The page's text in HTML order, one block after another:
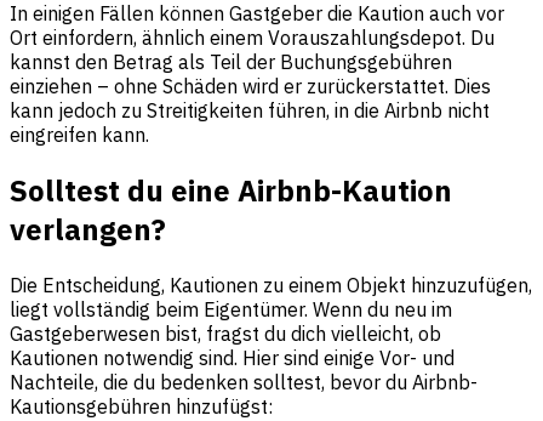
In einigen Fällen können Gastgeber die Kaution auch vor
Ort einfordern, ähnlich einem Vorauszahlungsdepot. Du
kannst den Betrag als Teil der Buchungsgebühren
einziehen – ohne Schäden wird er zurückerstattet. Dies
kann jedoch zu Streitigkeiten führen, in die Airbnb nicht
eingreifen kann.
Solltest du eine Airbnb-Kaution
verlangen?
Die Entscheidung, Kautionen zu einem Objekt hinzuzufügen,
liegt vollständig beim Eigentümer. Wenn du neu im
Gastgeberwesen bist, fragst du dich vielleicht, ob
Kautionen notwendig sind. Hier sind einige Vor- und
Nachteile, die du bedenken solltest, bevor du Airbnb-
Kautionsgebühren hinzufügst: